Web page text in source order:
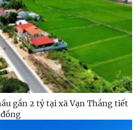
gần 2 tỷ tại xã Vạn Thắng tiết